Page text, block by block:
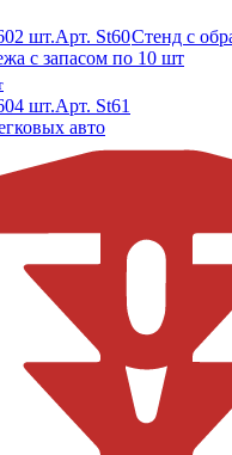
шт.Арт. St60Стенд с
с запасом по 10 шт
шт.Арт. St61
авто